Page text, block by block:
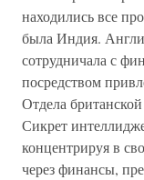
находились все
была Индия.
сотрудничала с
посредством
Отдела
Сикрет
концентрируя в
через финансы,